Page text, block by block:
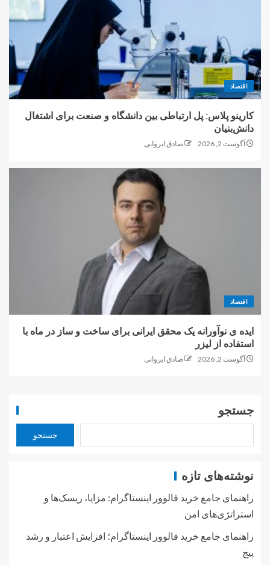
اقتصاد
کارینو پلاس: پل ارتباطی بین دانشگاه و صنعت برای اشتغال
دانش‌بنیان
آگوست 2, 2026 صادق ایروانی
اقتصاد
ایده ی نوآورانه یک محقق ایرانی برای ساخت و ساز در ماه با
استفاده از لیزر
آگوست 2, 2026 صادق ایروانی
جستجو
جستجو
نوشته‌های تازه
راهنمای جامع خرید فالوور اینستاگرام: مزایا، ریسک‌ها و
استراتژی‌های امن
راهنمای جامع خرید فالوور اینستاگرام؛ افزایش اعتبار و رشد
پیج